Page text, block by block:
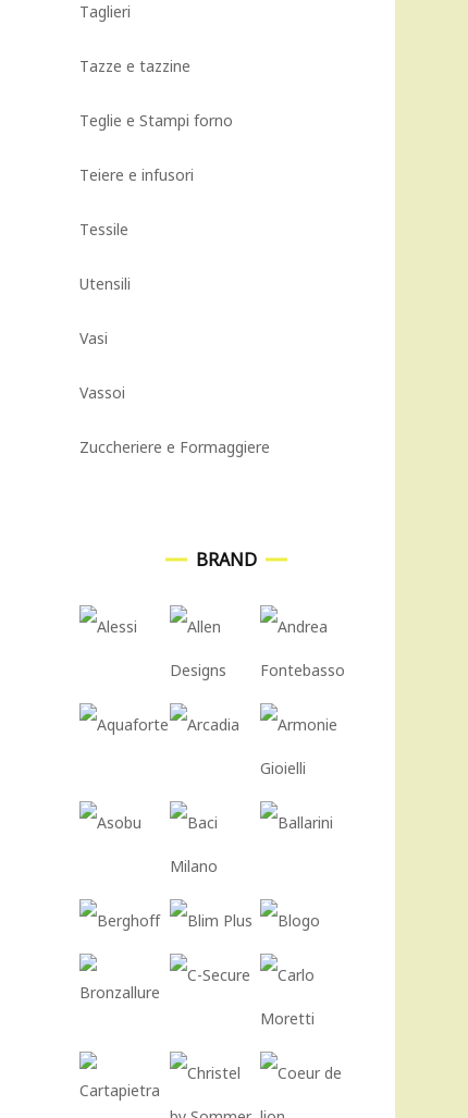
Taglieri
Tazze e tazzine
Teglie e Stampi forno
Teiere e infusori
Tessile
Utensili
Vasi
Vassoi
Zuccheriere e Formaggiere
BRAND